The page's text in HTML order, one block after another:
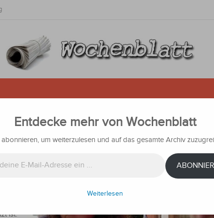
und schwer
ist.
Entdecke mehr von Wochenblatt
abonnieren, um weiterzulesen und auf das gesamte Archiv
Weiterlesen